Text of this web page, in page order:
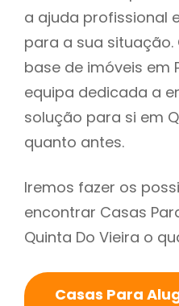
a ajuda profissional
para a sua
base de imóveis em
equipa dedicada a
solução para si em
quanto antes.
Iremos fazer os
encontrar Casas
Quinta Do Vieira o
Casas Para